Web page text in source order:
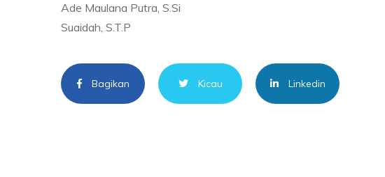
Ade Maulana Putra, S.Si
Suaidah, S.T.P
Bagikan Kicau Linkedin